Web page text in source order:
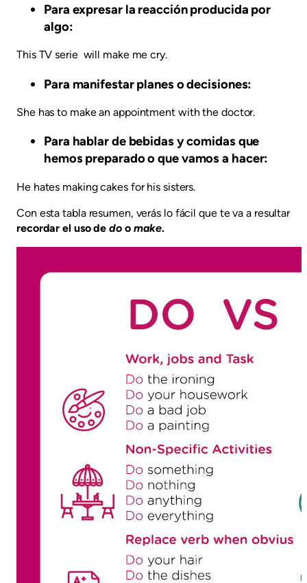
Para expresar la reacción producida por
algo:
This TV serie will make me cry.
Para manifestar planes o decisiones:
She has to make an appointment with the doctor.
Para hablar de bebidas y comidas que
hemos preparado o que vamos a hacer:
He hates making cakes for his sisters.
Con esta tabla resumen, verás lo fácil que te va a resultar
recordar el uso dedoo make.